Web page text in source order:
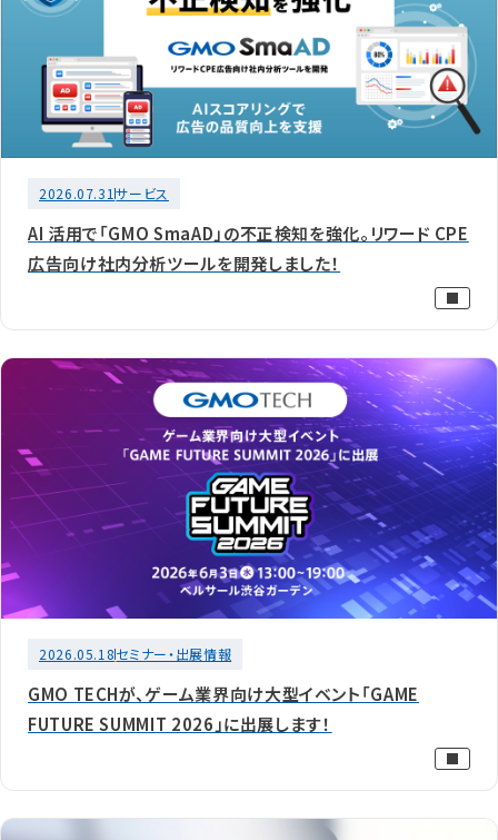
2026.07.31サービス
AI 活用で「GMO SmaAD」の不正検知を強化。リワード CPE
広告向け社内分析ツールを開発しました！
2026.05.18セミナー・出展情報
GMO TECHが、ゲーム業界向け大型イベント「GAME
FUTURE SUMMIT 2026」に出展します！